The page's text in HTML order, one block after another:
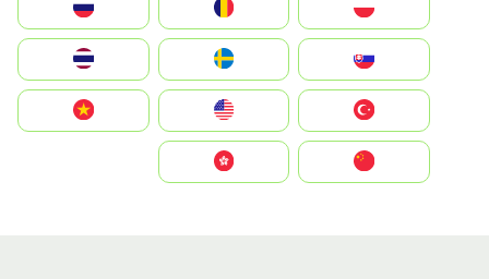
România
Slovensko
United States
Vietnam